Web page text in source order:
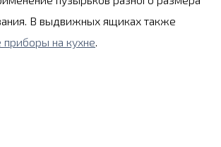
В выдвижных ящиках также
приборы на кухне